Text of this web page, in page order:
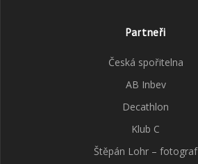
Partneři
Česká spořitelna
AB Inbev
Decathlon
Klub C
Štěpán Lohr – fotograf